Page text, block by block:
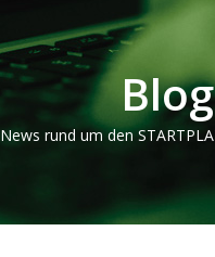
News rund um den